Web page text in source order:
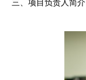
三、项目负责人简介